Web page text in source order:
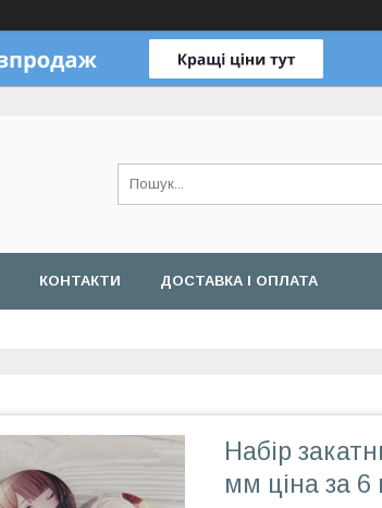
КОНТАКТИ ДОСТАВКА І ОПЛАТА
Набір
мм ціна за 6